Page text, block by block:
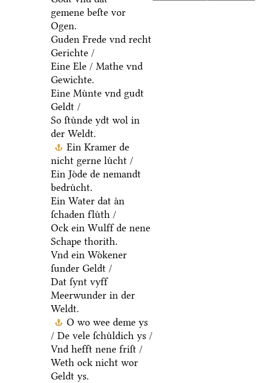
gemene beſte vor
Ogen.
Guden Frede vnd recht
Gerichte /
Eine Ele / Mathe vnd
Gewichte.
Eine Muͤnte vnd gudt
Geldt /
So ſtuͤnde ydt wol in
der Weldt.
Ein Kramer de
nicht gerne luͤcht /
Ein Joͤde de nemandt
bedruͤcht.
Ein Water dat aͤn
ſchaden fluͤth /
Ock ein Wulff de nene
Schape thorith.
Vnd ein Woͤkener
ſunder Geldt /
Dat ſynt vyff
Meerwunder in der
Weldt.
O wo wee deme ys
/ De vele ſchuͤldich ys /
Vnd hefft nene friſt /
Weth ock nicht wor
Geldt ys.